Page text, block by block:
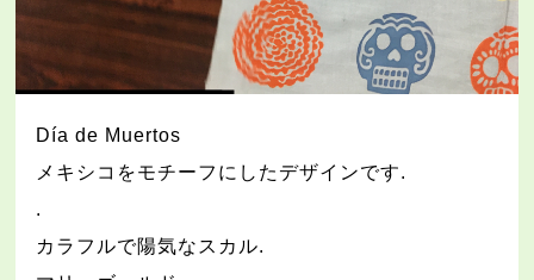
Día de Muertos
メキシコをモチーフにしたデザインです.
.
カラフルで陽気なスカル.